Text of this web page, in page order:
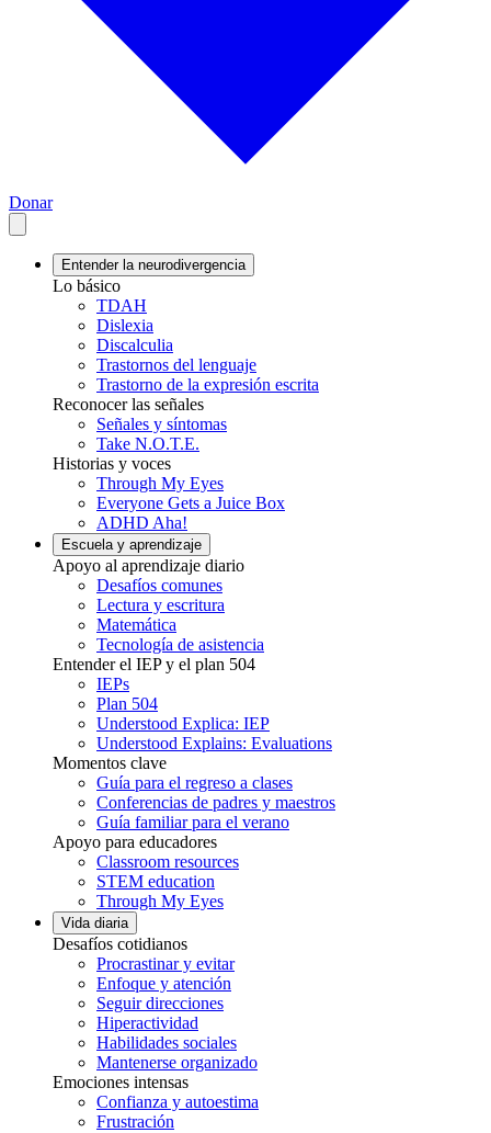
Donar
Entender la neurodivergencia
Lo básico
TDAH
Dislexia
Discalculia
Trastornos del lenguaje
Trastorno de la expresión escrita
Reconocer las señales
Señales y síntomas
Take N.O.T.E.
Historias y voces
Through My Eyes
Everyone Gets a Juice Box
ADHD Aha!
Escuela y aprendizaje
Apoyo al aprendizaje diario
Desafíos comunes
Lectura y escritura
Matemática
Tecnología de asistencia
Entender el IEP y el plan 504
IEPs
Plan 504
Understood Explica: IEP
Understood Explains: Evaluations
Momentos clave
Guía para el regreso a clases
Conferencias de padres y maestros
Guía familiar para el verano
Apoyo para educadores
Classroom resources
STEM education
Through My Eyes
Vida diaria
Desafíos cotidianos
Procrastinar y evitar
Enfoque y atención
Seguir direcciones
Hiperactividad
Habilidades sociales
Mantenerse organizado
Emociones intensas
Confianza y autoestima
Frustración